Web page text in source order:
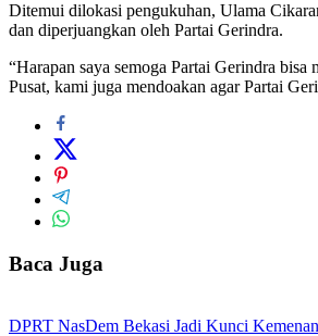
Ditemui dilokasi pengukuhan, Ulama
dan diperjuangkan oleh Partai Gerindra.
“Harapan saya semoga Partai Gerindra
Pusat, kami juga mendoakan agar Partai
Baca Juga
DPRT NasDem Bekasi Jadi Kunci